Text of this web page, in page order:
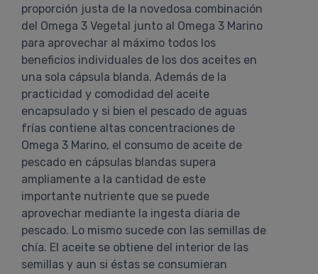
proporción justa de la novedosa combinación
del Omega 3 Vegetal junto al Omega 3 Marino
para aprovechar al máximo todos los
beneficios individuales de los dos aceites en
una sola cápsula blanda. Además de la
practicidad y comodidad del aceite
encapsulado y si bien el pescado de aguas
frías contiene altas concentraciones de
Omega 3 Marino, el consumo de aceite de
pescado en cápsulas blandas supera
ampliamente a la cantidad de este
importante nutriente que se puede
aprovechar mediante la ingesta diaria de
pescado. Lo mismo sucede con las semillas de
chía. El aceite se obtiene del interior de las
semillas y aun si éstas se consumieran